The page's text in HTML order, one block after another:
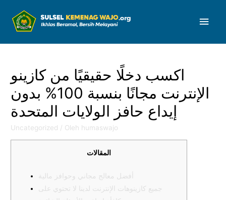
اكسب دخلًا حقيقيًا من كازينو
الإنترنت مجانًا بنسبة 100% بدون
إيداع حافز الولايات المتحدة
Uncategorized / Oleh humaswajo
المقالات
أفضل معالج مجاني وحوافز مالية
جميع كازينوهات الإنترنت لدينا لا تحتوي على